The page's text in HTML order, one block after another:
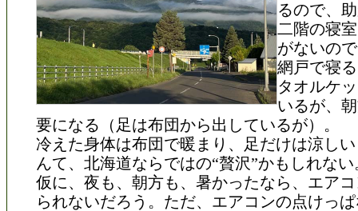
るので、
二階の寝
がないの
網戸で寝
タオルケ
いるが、
要になる（足は布団から出しているが）。
冷えた身体は布団で暖まり、足だけは涼し
んて、北海道ならではの“贅沢”かもしれない
仮に、夜も、朝方も、暑かったなら、エア
られないだろう。ただ、エアコンの点けっ